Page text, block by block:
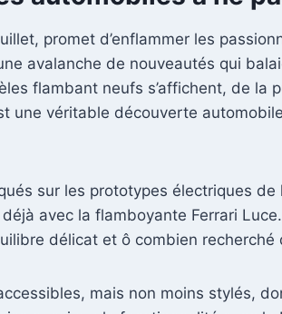
promet d’enflammer les
avalanche de nouveautés qui
flambant neufs s’affichent, de la
une véritable découverte
sur les prototypes électriques de
avec la flamboyante Ferrari
délicat et ô combien recherché
mais non moins stylés,